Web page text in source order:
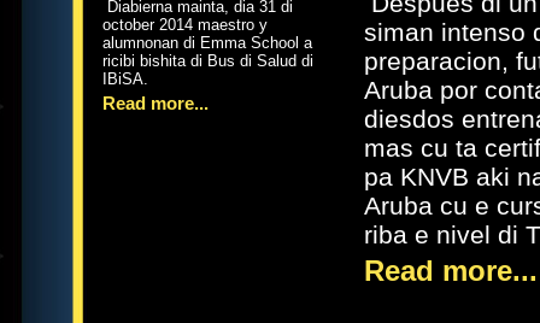
Diabierna mainta, dia 31 di
october 2014 maestro y
alumnonan di Emma School a
ricibi bishita di Bus di Salud di
IBiSA.
Read more...
siman intenso
preparacion,
Aruba por
diesdos
mas cu ta
pa KNVB aki
Aruba cu e
riba e nivel di
Read more...